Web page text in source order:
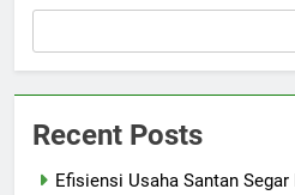
Recent Posts
Efisiensi Usaha Santan